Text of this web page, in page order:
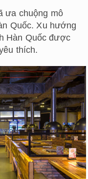
ưa chuộng mô
Quốc. Xu hướng
Hàn Quốc được
thích.